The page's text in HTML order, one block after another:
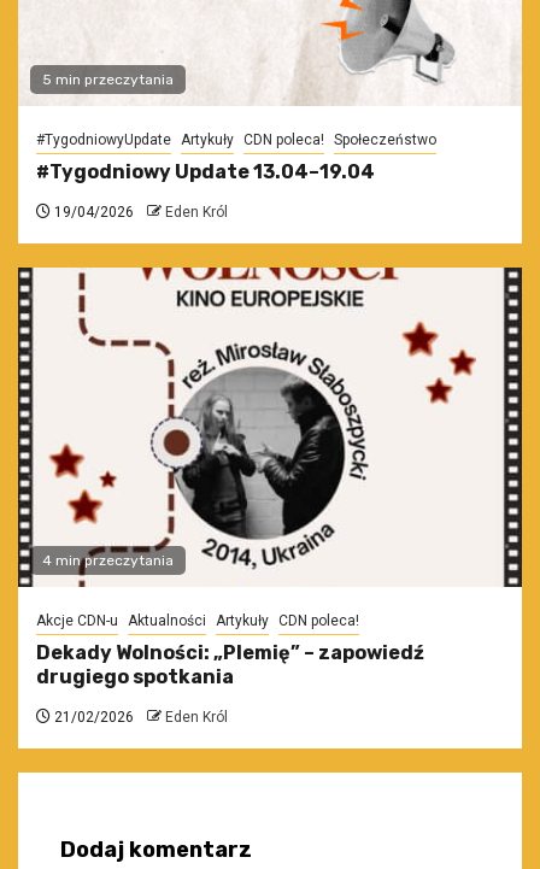
5 min przeczytania
#TygodniowyUpdate Artykuły CDN poleca! Społeczeństwo
#Tygodniowy Update 13.04–19.04
19/04/2026 Eden Król
4 min przeczytania
Akcje CDN-u Aktualności Artykuły CDN poleca!
Dekady Wolności: „Plemię” – zapowiedź
drugiego spotkania
21/02/2026 Eden Król
Dodaj komentarz